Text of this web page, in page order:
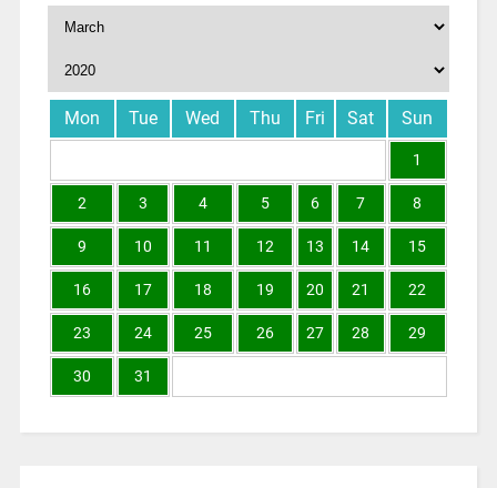
Mon Tue Wed Thu Fri Sat Sun
1
2 3 4 5 6 7 8
9 10 11 12 13 14 15
16 17 18 19 20 21 22
23 24 25 26 27 28 29
30 31